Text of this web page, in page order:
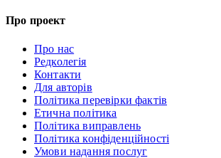
Про проект
Про нас
Редколегія
Контакти
Для авторів
Політика перевірки фактів
Етична політика
Політика виправлень
Політика конфіденційності
Умови надання послуг